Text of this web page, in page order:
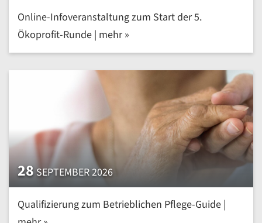
Online-Infoveranstaltung zum Start der 5.
Ökoprofit-Runde | mehr »
28SEPTEMBER 2026
Qualifizierung zum Betrieblichen Pflege-Guide |